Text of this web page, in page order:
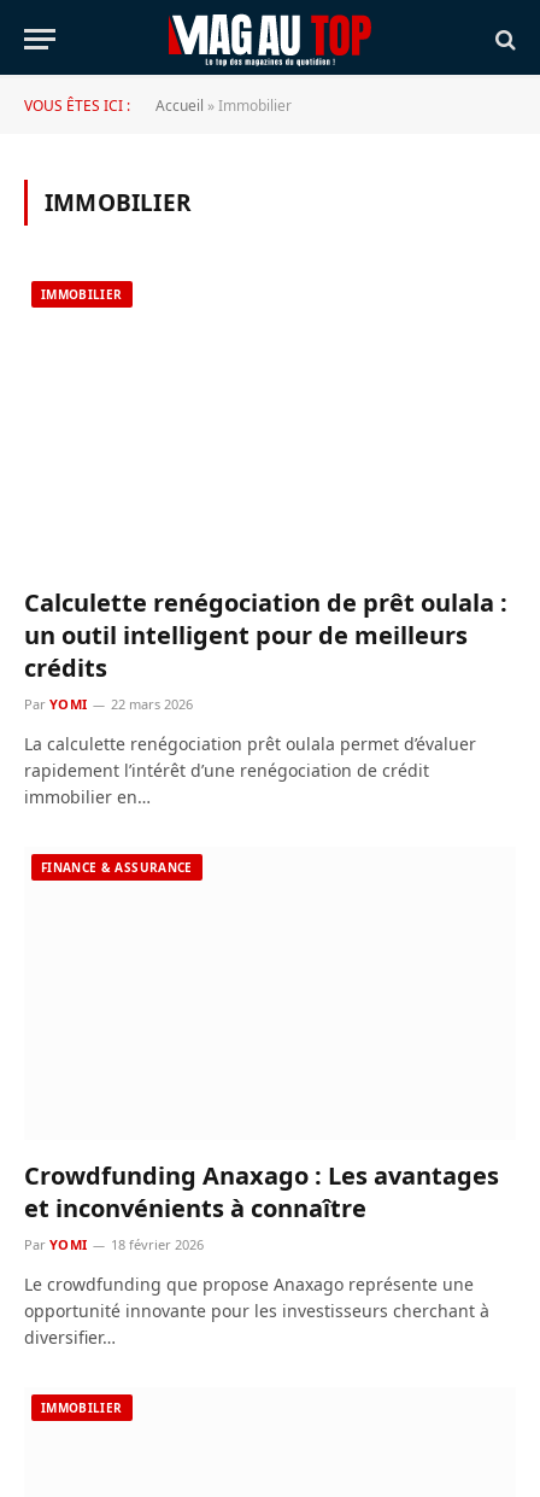
VOUS ÊTES ICI : Accueil »Immobilier
IMMOBILIER
IMMOBILIER
Calculette renégociation de prêt oulala :
un outil intelligent pour de meilleurs
crédits
Par YOMI 22 mars 2026
La calculette renégociation prêt oulala permet d’évaluer
rapidement l’intérêt d’une renégociation de crédit
immobilier en…
FINANCE & ASSURANCE
Crowdfunding Anaxago : Les avantages
et inconvénients à connaître
Par YOMI 18 février 2026
Le crowdfunding que propose Anaxago représente une
opportunité innovante pour les investisseurs cherchant à
diversifier…
IMMOBILIER